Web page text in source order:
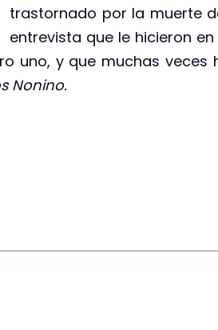
trastornado por la muerte
entrevista que le hicieron
uno, y que muchas veces
Nonino.